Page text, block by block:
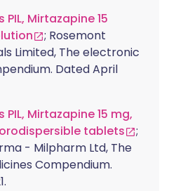
Mirtazapine 15
; Rosemont
Limited, The electronic
Dated April
Mirtazapine 15 mg,
tablets
;
- Milpharm Ltd, The
Compendium.